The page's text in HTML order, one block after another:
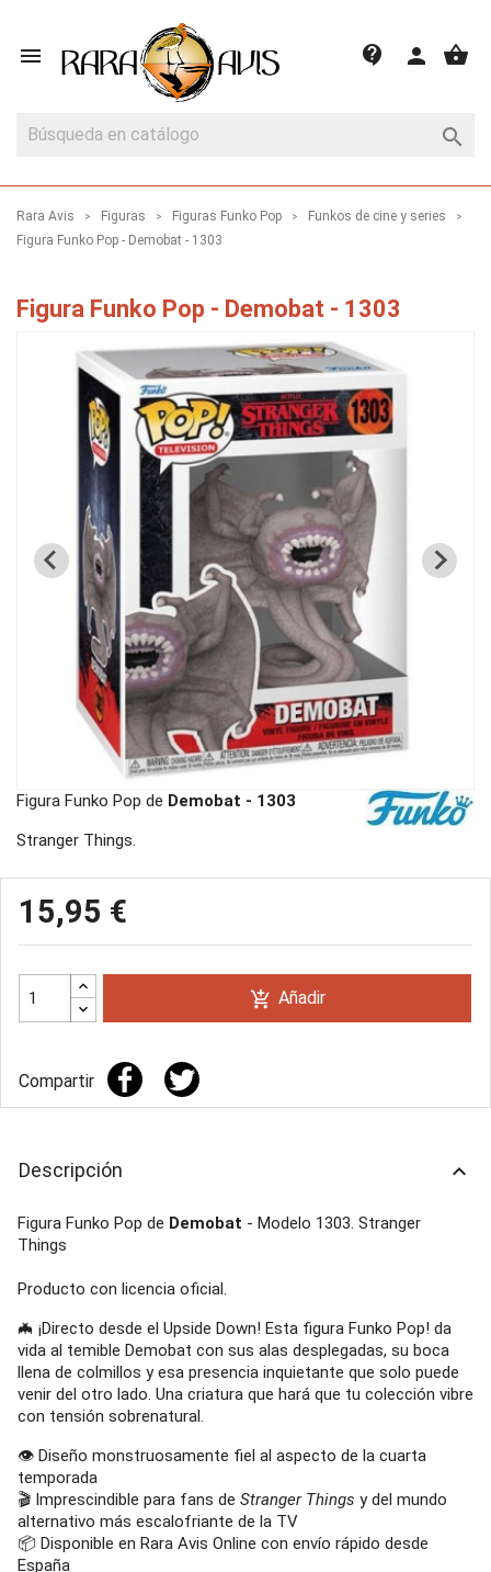
 shopping_basket
person
contact_support

Rara Avis Figuras Figuras Funko Pop
Funkos de cine y series
Figura Funko Pop - Demobat - 1303
Figura Funko Pop - Demobat - 1303
Figura Funko Pop de Demobat - 1303
Stranger Things.
15,95 €
add_shopping_cart Añadir
Compartir
Descripción keyboard_arrow_up
Figura Funko Pop de Demobat - Modelo 1303. Stranger
Things
Producto con licencia oficial.
🦇 ¡Directo desde el Upside Down! Esta figura Funko Pop! da
vida al temible Demobat con sus alas desplegadas, su boca
llena de colmillos y esa presencia inquietante que solo puede
venir del otro lado. Una criatura que hará que tu colección vibre
con tensión sobrenatural.
👁️ Diseño monstruosamente fiel al aspecto de la cuarta
temporada
🎬 Imprescindible para fans de Stranger Things y del mundo
alternativo más escalofriante de la TV
📦 Disponible en Rara Avis Online con envío rápido desde
España